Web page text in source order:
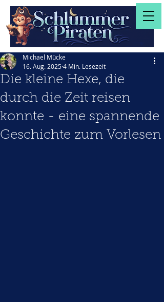
Die kleine Hexe, die
durch die Zeit reisen
konnte - eine spannende
Geschichte zum Vorlesen
Michael Mücke
16. Aug. 20254 Min. Lesezeit